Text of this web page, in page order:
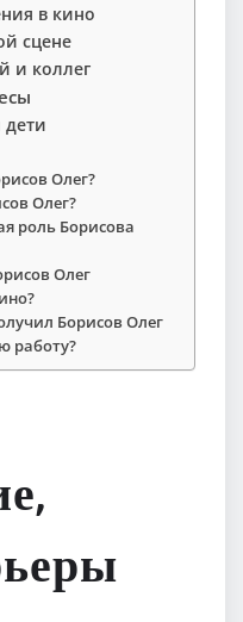
в кино
сцене
и коллег
дети
Олег?
Олег?
роль Борисова
Олег
Борисов Олег
работу?